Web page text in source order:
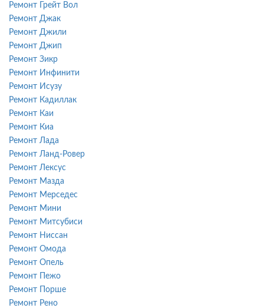
Ремонт Грейт Вол
Ремонт Джак
Ремонт Джили
Ремонт Джип
Ремонт Зикр
Ремонт Инфинити
Ремонт Исузу
Ремонт Кадиллак
Ремонт Каи
Ремонт Киа
Ремонт Лада
Ремонт Ланд-Ровер
Ремонт Лексус
Ремонт Мазда
Ремонт Мерседес
Ремонт Мини
Ремонт Митсубиси
Ремонт Ниссан
Ремонт Омода
Ремонт Опель
Ремонт Пежо
Ремонт Порше
Ремонт Рено